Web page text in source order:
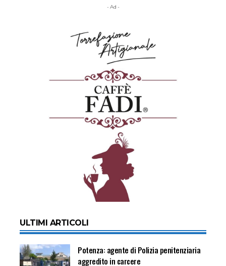
- Ad -
ULTIMI ARTICOLI
Potenza: agente di Polizia penitenziaria
aggredito in carcere